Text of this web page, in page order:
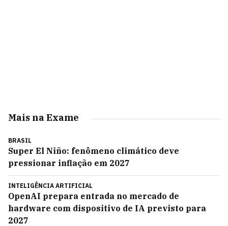
Mais na Exame
BRASIL
Super El Niño: fenômeno climático deve
pressionar inflação em 2027
INTELIGÊNCIA ARTIFICIAL
OpenAI prepara entrada no mercado de
hardware com dispositivo de IA previsto para
2027